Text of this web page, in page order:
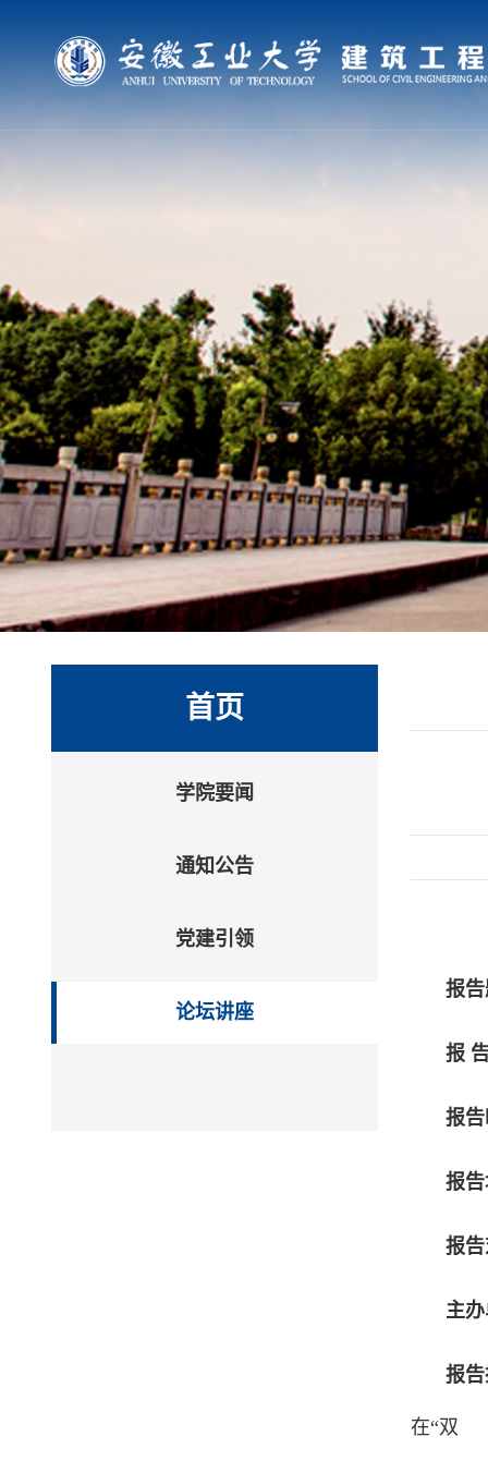
首页
学院要闻
通知公告
党建引领
论坛讲座
报
报
报
报
报
主
报
在“双